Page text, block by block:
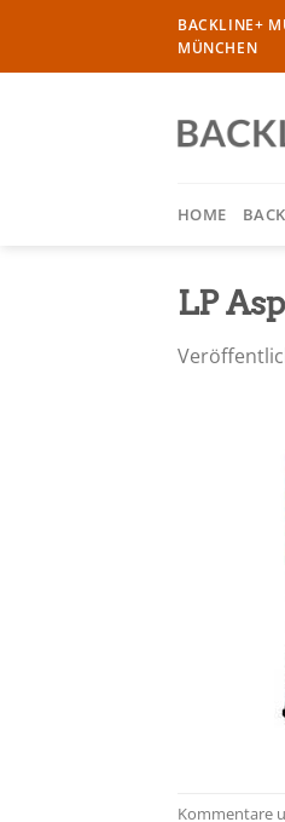
springen
BACKLINE+
MÜNCHEN
HOME
LP
Kommentare